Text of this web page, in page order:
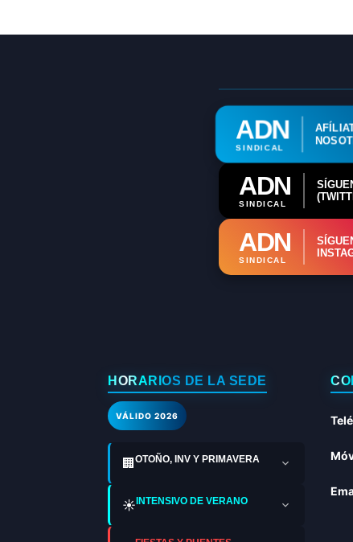
ADN
SINDICAL
ADN
SINDICAL
ADN
SINDICAL
HORARIOS DE LA SEDE
VÁLIDO 2026
🏢OTOÑO, INV Y PRIMAVERA
☀️INTENSIVO DE VERANO